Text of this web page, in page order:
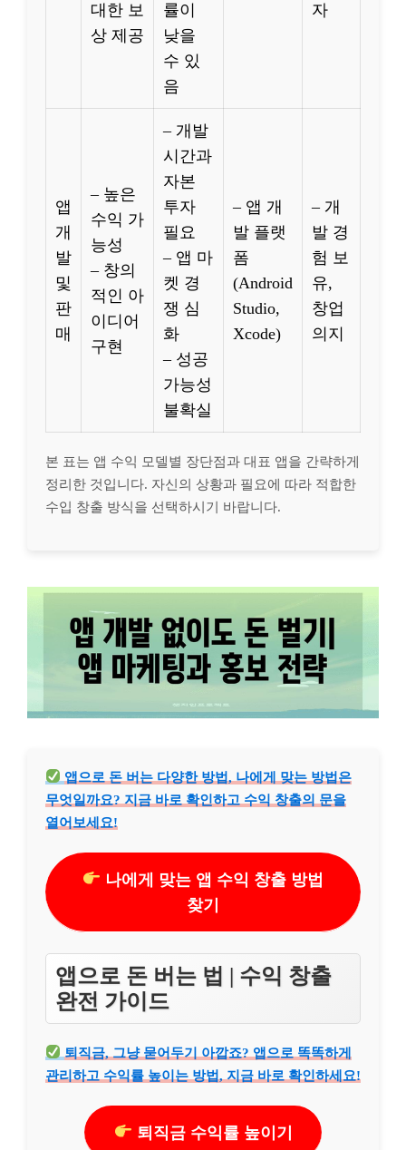
대한 보
상 제공
률이
낮을
수 있
음
자
앱
개
발
및
판
매
– 높은
수익 가
능성
– 창의
적인 아
이디어
구현
– 개발
시간과
자본
투자
필요
– 앱 마
켓 경
쟁 심
화
– 성공
가능성
불확실
– 앱 개
발 플랫
폼
(Android
Studio,
Xcode)
– 개
발 경
험 보
유,
창업
의지
본 표는 앱 수익 모델별 장단점과 대표 앱을 간략하게
정리한 것입니다. 자신의 상황과 필요에 따라 적합한
수입 창출 방식을 선택하시기 바랍니다.
앱으로 돈 버는 다양한 방법, 나에게 맞는 방법은
무엇일까요? 지금 바로 확인하고 수익 창출의 문을
열어보세요!
나에게 맞는 앱 수익 창출 방법
찾기
앱으로 돈 버는 법 | 수익 창출
완전 가이드
퇴직금, 그냥 묻어두기 아깝죠? 앱으로 똑똑하게
관리하고 수익률 높이는 방법, 지금 바로 확인하세요!
퇴직금 수익률 높이기